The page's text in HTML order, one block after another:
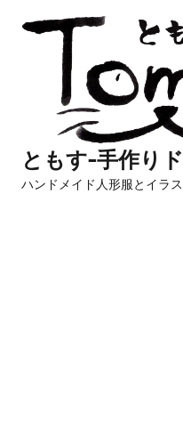
ともす-手作り
ハンドメイド人形服とイラ